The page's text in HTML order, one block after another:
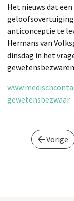
Het nieuws dat
anticonceptie te
Hermans van
dinsdag in het
gewetensbezwaar
Vorige